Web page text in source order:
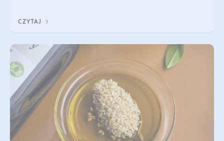
CZYTAJ